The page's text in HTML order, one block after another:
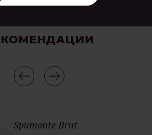
Spumante Brut